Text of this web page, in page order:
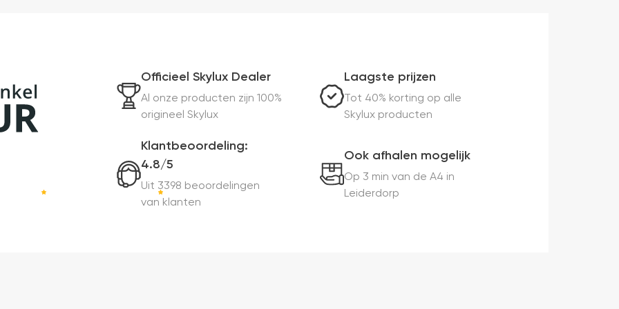
Officieel Skylux Dealer
Al onze producten zijn 100%
origineel Skylux
Laagste prijzen
Tot 40% korting op alle
Skylux producten
Klantbeoordeling:
4.8/5
Uit 3398 beoordelingen
van klanten
Ook afhalen mogelijk
Op 3 min van de A4 in
Leiderdorp